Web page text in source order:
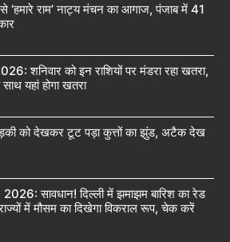
राम’ नाट्य मंचन का आगाज, पंजाब में 41
शनिवार को इन राशियों पर मंडरा रहा खतरा,
यहां होगा खतरा
को देखकर टूट पड़ा कुत्तों का झुंड, अटैक देख
सावधान! दिल्ली में झमाझम बारिश का रेड
में मौसम का दिखेगा विकराल रूप, चेक करें